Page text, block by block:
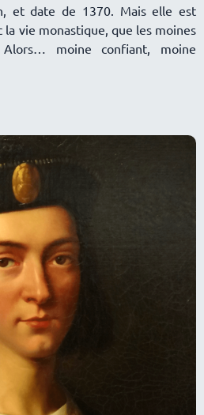
et date de 1370. Mais elle est
vie monastique, que les moines
moine confiant, moine